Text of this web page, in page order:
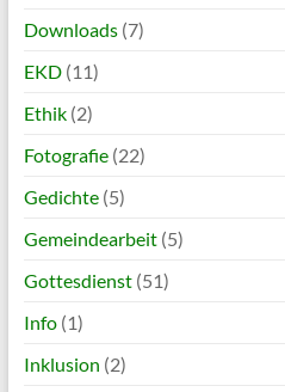
Downloads(7)
EKD(11)
Ethik(2)
Fotografie(22)
Gedichte(5)
Gemeindearbeit(5)
Gottesdienst(51)
Info(1)
Inklusion (2)